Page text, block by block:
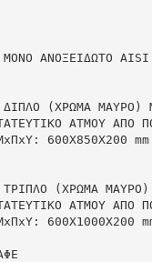
ΜΟΝΟ ΑΝΟΞΕΙΔΩΤΟ
ΔΙΠΛΟ (ΧΡΩΜΑ ΜΑΥΡΟ)
ΑΤΜΟΥ ΑΠΟ
600Χ850Χ200 mm
TΡΙΠΛΟ (ΧΡΩΜΑ
ΑΤΜΟΥ ΑΠΟ
600Χ1000Χ200